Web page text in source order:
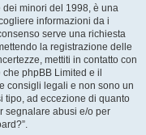
dei minori del 1998, è una
informazioni da i
serve una richiesta
la registrazione delle
mettiti in contatto con
phpBB Limited e il
consigli legali e non sono un
tipo, ad eccezione di quanto
segnalare abusi e/o per